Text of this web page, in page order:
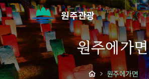
원주관광
원주에가면
원주에가면